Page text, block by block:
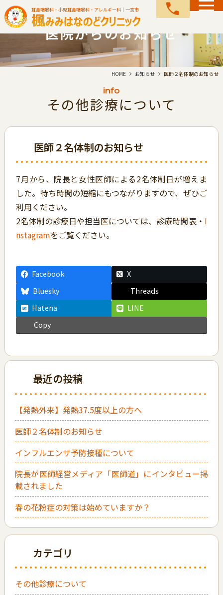
耳鼻咽喉科・小児耳鼻咽喉科・アレルギー科｜一宮市 call
医院からのお知らせ
HOME お知らせ 医師２名体制のお知らせ
info
その他診療について
医師２名体制のお知らせ
7月から、院長と女性医師による2名体制日が増えま
した。待ち時間の短縮にもつながりますので、ぜひご
利用ください。
2名体制の診療日や担当医については、診療時間表・ I
nstagramをご覧ください。
Facebook
X
Bluesky
Threads
Hatena
LINE
Copy
最近の投稿
【発熱外来】発熱37.5度以上の方へ
医師２名体制のお知らせ
インフルエンザ予防接種について
院長が医師経営メディア「医師道」にインタビュー掲
載されました
春の花粉症の対策は始めていますか？
カテゴリ
その他診療について